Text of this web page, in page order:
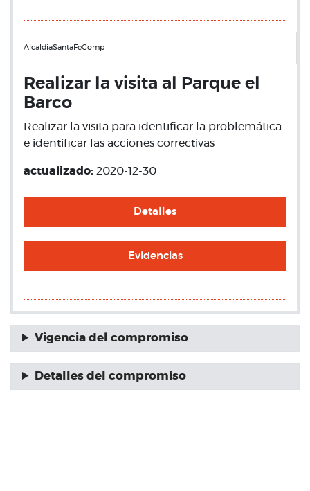
AlcaldiaSantaFeComp
Realizar la visita al Parque el
Barco
Realizar la visita para identificar la problemática
e identificar las acciones correctivas
actualizado: 2020-12-30
Detalles
Evidencias
Vigencia del compromiso
Detalles del compromiso